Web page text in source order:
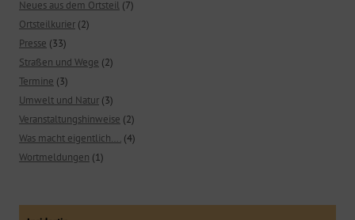
Neues aus dem Ortsteil (7)
Ortsteilkurier (2)
Presse (33)
Straßen und Wege (2)
Termine (3)
Umwelt und Natur (3)
Veranstaltungshinweise (2)
Was macht eigentlich…. (4)
Wortmeldungen (1)